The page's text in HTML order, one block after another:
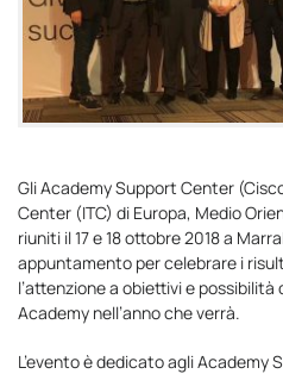
Gli Academy Support Center
Center (ITC) di Europa, Medio
riuniti il 17 e 18 ottobre 2018 a
appuntamento per celebrare i
l’attenzione a obiettivi e
Academy nell’anno che verrà.
L’evento è dedicato agli